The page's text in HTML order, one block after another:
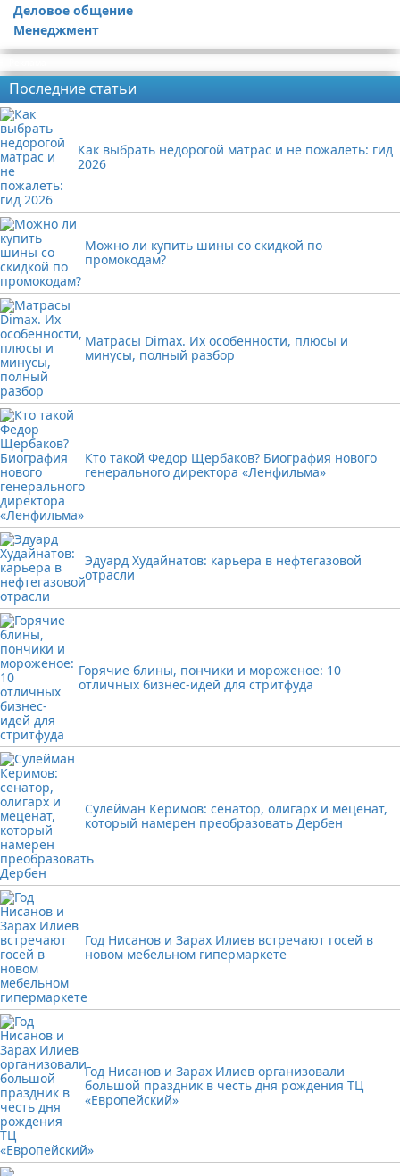
Деловое общение
Менеджмент
Последние статьи
Как выбрать недорогой матрас и не пожалеть: гид
2026
Можно ли купить шины со скидкой по
промокодам?
Матрасы Dimax. Их особенности, плюсы и
минусы, полный разбор
Кто такой Федор Щербаков? Биография нового
генерального директора «Ленфильма»
Эдуард Худайнатов: карьера в нефтегазовой
отрасли
Горячие блины, пончики и мороженое: 10
отличных бизнес-идей для стритфуда
Сулейман Керимов: сенатор, олигарх и меценат,
который намерен преобразовать Дербен
Год Нисанов и Зарах Илиев встречают госей в
новом мебельном гипермаркете
Год Нисанов и Зарах Илиев организовали
большой праздник в честь дня рождения ТЦ
«Европейский»